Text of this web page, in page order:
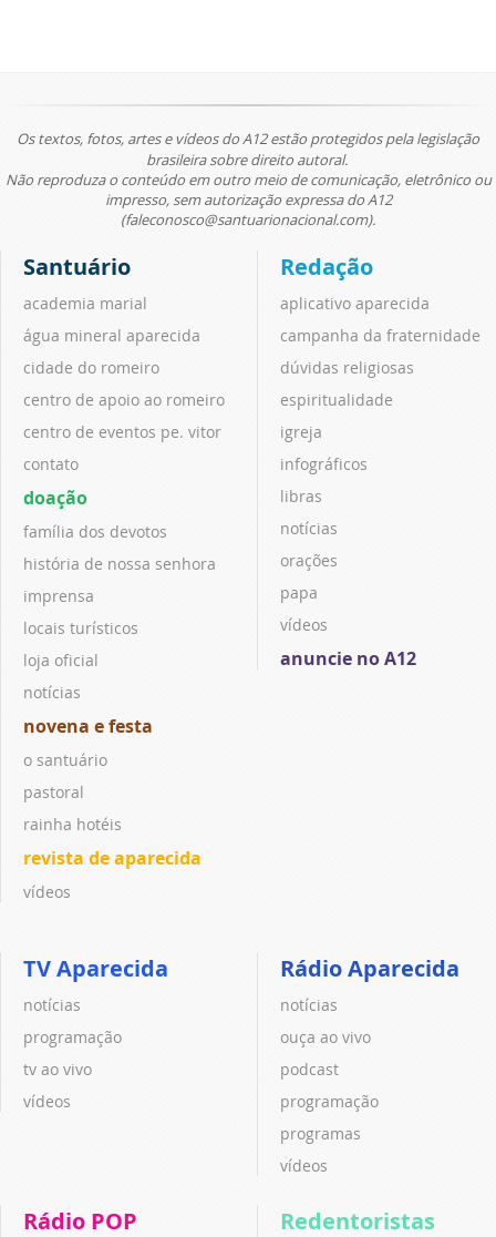
Os textos, fotos, artes e vídeos do A12 estão protegidos pela legislação
brasileira sobre direito autoral.
Não reproduza o conteúdo em outro meio de comunicação, eletrônico ou
impresso, sem autorização expressa do A12
(faleconosco@santuarionacional.com).
Santuário
academia marial
água mineral aparecida
cidade do romeiro
centro de apoio ao romeiro
centro de eventos pe. vitor
contato
doação
família dos devotos
história de nossa senhora
imprensa
locais turísticos
loja oficial
notícias
novena e festa
o santuário
pastoral
rainha hotéis
revista de aparecida
vídeos
Redação
aplicativo aparecida
campanha da fraternidade
dúvidas religiosas
espiritualidade
igreja
infográficos
libras
notícias
orações
papa
vídeos
anuncie no A12
TV Aparecida
notícias
programação
tv ao vivo
vídeos
Rádio Aparecida
notícias
ouça ao vivo
podcast
programação
programas
vídeos
Rádio POP Redentoristas